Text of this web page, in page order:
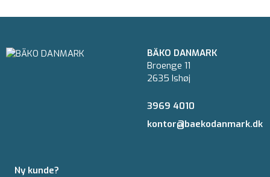
BÄKO DANMARK
Broenge 11
2635 Ishøj
3969 4010
kontor@baekodanmark.dk
Ny kunde?